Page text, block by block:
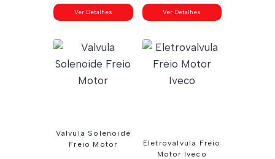
Ver Detalhes Ver Detalhes
Valvula Solenoide
Freio Motor
Eletrovalvula Freio
Motor Iveco